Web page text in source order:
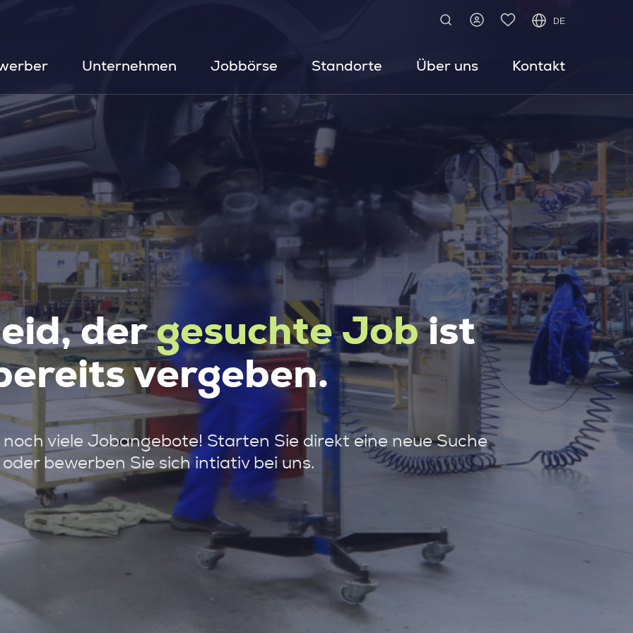
DE
Unternehmen Jobbörse Standorte Über uns Kontakt
dergesuchte Jobist
vergeben.
viele Jobangebote! Starten Sie direkt eine neue Suche
oder bewerben Sie sich intiativ bei uns.